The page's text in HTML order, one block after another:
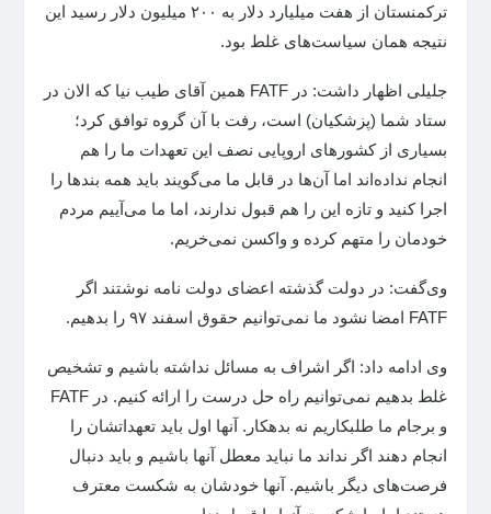
ترکمنستان از هفت میلیارد دلار به ۲۰۰ میلیون دلار رسید این
نتیجه همان سیاست‌های غلط بود.
جلیلی اظهار داشت: در FATF همین آقای طیب نیا که الان در
ستاد شما (پزشکیان) است، رفت با آن گروه توافق کرد؛
بسیاری از کشورهای اروپایی نصف این تعهدات ما را هم
انجام نداده‌اند اما آن‌ها در قابل ما می‌گویند باید همه بندها را
اجرا کنید و تازه این را هم قبول ندارند، اما ما می‌آییم مردم
خودمان را متهم کرده و واکسن نمی‌خریم.
وی‌گفت: در دولت گذشته اعضای دولت نامه نوشتند اگر
FATF امضا نشود ما نمی‌توانیم حقوق اسفند ۹۷ را بدهیم.
وی ادامه داد: اگر اشراف به مسائل نداشته باشیم و تشخیص
غلط بدهیم نمی‌توانیم راه حل درست را ارائه کنیم. در FATF
و برجام ما طلبکاریم نه بدهکار. آنها اول باید تعهداتشان را
انجام دهند اگر نداند ما نباید معطل آنها باشیم و باید دنبال
فرصت‌های دیگر باشیم. آنها خودشان به شکست معترف